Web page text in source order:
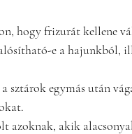
hogy frizurát kellene
e a hajunkból,
sztárok egymás után
azoknak, akik